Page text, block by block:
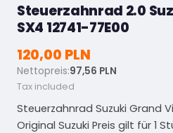
Steuerzahnrad 2.0
SX4 12741-77E00
120,00 PLN
Nettopreis:97,56 PLN
Tax included
Steuerzahnrad Suzuki Grand
Original Suzuki Preis gilt für 1